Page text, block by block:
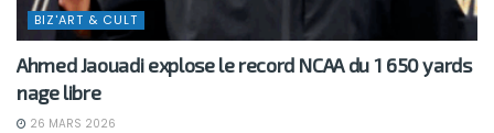
BIZ'ART & CULT
Ahmed Jaouadi explose le record NCAA du 1 650 yards
nage libre
26 MARS 2026